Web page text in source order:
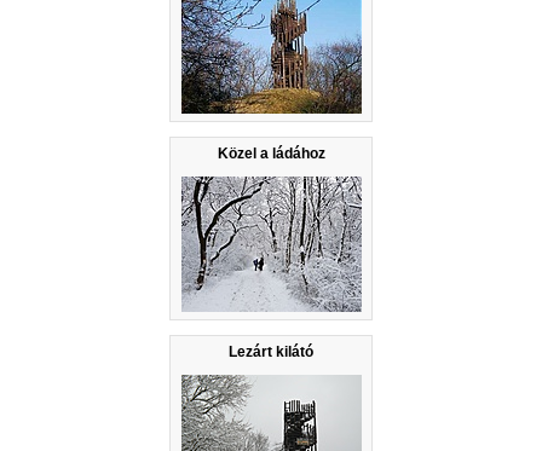
Közel a ládához
Lezárt kilátó